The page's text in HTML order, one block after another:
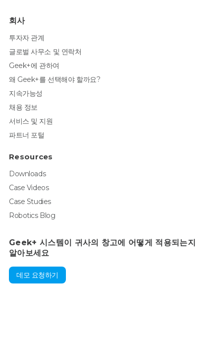
회사
투자자 관계
글로벌 사무소 및 연락처
Geek+에 관하여
왜 Geek+를 선택해야 할까요?
지속가능성
채용 정보
서비스 및 지원
파트너 포털
Resources
Downloads
Case Videos
Case Studies
Robotics Blog
Geek+ 시스템이 귀사의 창고에 어떻게 적용되는지
알아보세요
데모 요청하기